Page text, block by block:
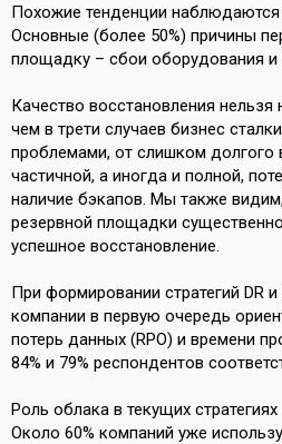
Похожие тенденции наблюдаются
Основные (более 50%) причины
площадку – сбои оборудования и
Качество восстановления
чем в трети случаев бизнес
проблемами, от слишком долгого
частичной, а иногда и полной,
наличие бэкапов. Мы также
резервной площадки
успешное восстановление.
При формировании стратегий DR
компании в первую очередь
потерь данных (RPO) и времени
84% и 79% респондентов
Роль облака в текущих
Около 60% компаний уже